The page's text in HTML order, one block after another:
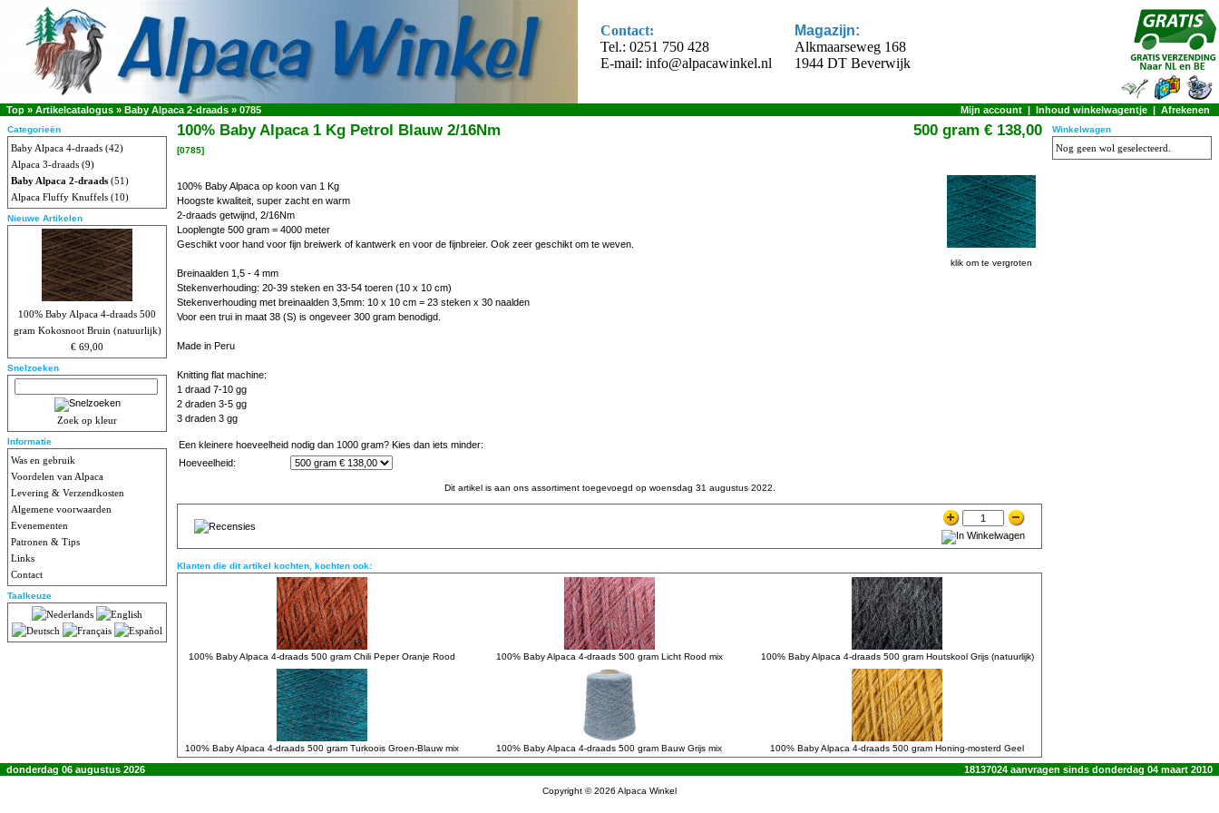
Contact:
Tel.: 0251 750 428
E-mail: info@alpacawinkel.nl
Magazijn:
Alkmaarseweg 168
1944 DT Beverwijk
Top » Artikelcatalogus » Baby Alpaca 2-draads » 0785 Mijn account | Inhoud winkelwagentje | Afrekenen
Categorieën
Baby Alpaca 4-draads (42)
Alpaca 3-draads (9)
Baby Alpaca 2-draads (51)
Alpaca Fluffy Knuffels (10)
Nieuwe Artikelen
100% Baby Alpaca 4-draads 500
gram Kokosnoot Bruin (natuurlijk)
€ 69,00
Snelzoeken
Zoek op kleur
Informatie
Was en gebruik
Voordelen van Alpaca
Levering & Verzendkosten
Algemene voorwaarden
Evenementen
Patronen & Tips
Links
Contact
Taalkeuze
100% Baby Alpaca 1 Kg Petrol Blauw 2/16Nm
[0785]
500 gram € 138,00
klik om te vergroten
100% Baby Alpaca op koon van 1 Kg
Hoogste kwaliteit, super zacht en warm
2-draads getwijnd, 2/16Nm
Looplengte 500 gram = 4000 meter
Geschikt voor hand voor fijn breiwerk of kantwerk en voor de fijnbreier. Ook zeer geschikt om te weven.
Breinaalden 1,5 - 4 mm
Stekenverhouding: 20-39 steken en 33-54 toeren (10 x 10 cm)
Stekenverhouding met breinaalden 3,5mm: 10 x 10 cm = 23 steken x 30 naalden
Voor een trui in maat 38 (S) is ongeveer 300 gram benodigd.
Made in Peru
Knitting flat machine:
1 draad 7-10 gg
2 draden 3-5 gg
3 draden 3 gg
Een kleinere hoeveelheid nodig dan 1000 gram? Kies dan iets minder:
Hoeveelheid:
Dit artikel is aan ons assortiment toegevoegd op woensdag 31 augustus 2022.
Klanten die dit artikel kochten, kochten ook:
100% Baby Alpaca 4-draads 500 gram Chili Peper Oranje Rood 100% Baby Alpaca 4-draads 500 gram Licht Rood mix 100% Baby Alpaca 4-draads 500 gram Houtskool Grijs (natuurlijk)
100% Baby Alpaca 4-draads 500 gram Turkoois Groen-Blauw mix 100% Baby Alpaca 4-draads 500 gram Bauw Grijs mix 100% Baby Alpaca 4-draads 500 gram Honing-mosterd Geel
Winkelwagen
Nog geen wol geselecteerd.
donderdag 06 augustus 2026 18137024 aanvragen sinds donderdag 04 maart 2010
Copyright © 2026 Alpaca Winkel